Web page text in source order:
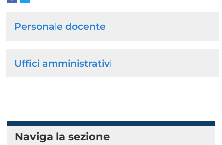
Navigazione
principale
Personale docente
Uffici amministrativi
Naviga la sezione